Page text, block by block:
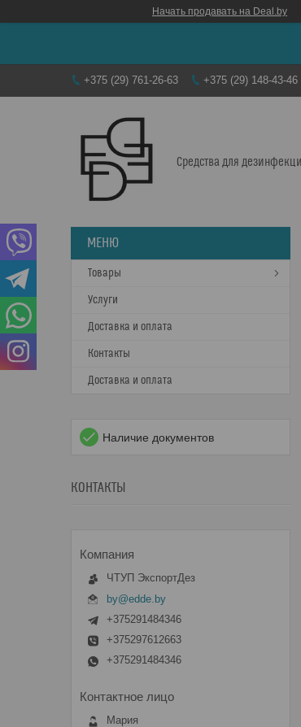
Начать продавать на Deal.by
+375 (29) 761-26-63 +375 (29) 148-43-46
Средства для
Товары
Услуги
Доставка и оплата
Контакты
Доставка и оплата
Наличие документов
КОНТАКТЫ
ЧТУП ЭкспортДез
by@edde.by
+375291484346
+375297612663
+375291484346
Мария